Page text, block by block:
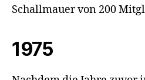
Schallmauer von 200
1975